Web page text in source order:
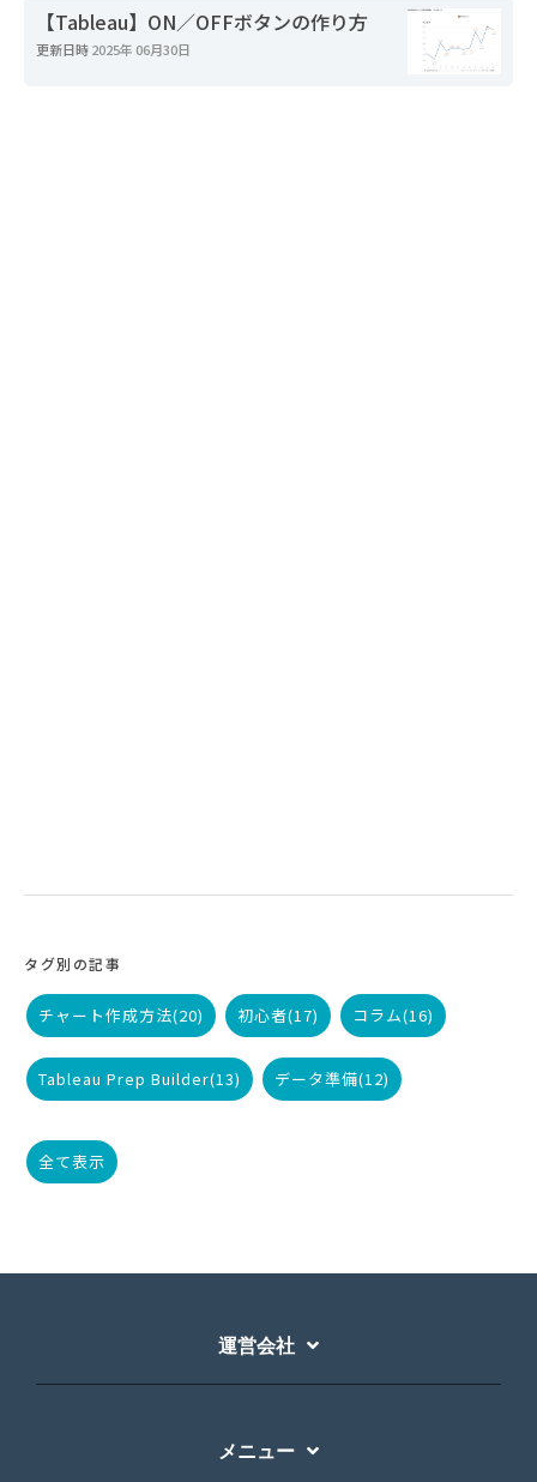
【Tableau】ON／OFFボタンの作り方
更新日時2025年 06月30日
タグ別の記事
チャート作成方法(20) 初心者(17) コラム(16)
Tableau Prep Builder(13) データ準備(12)
全て表示
運営会社
メニュー